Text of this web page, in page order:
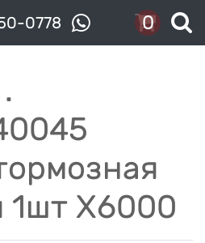
0778 0
1шт Х6000